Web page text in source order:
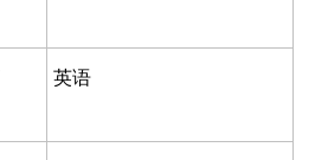
英语